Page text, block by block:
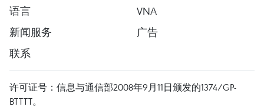
语言
VNA
新闻服务
广告
联系
许可证号：信息与通信部2008年9月11日颁发的1374/GP-
BTTTT。